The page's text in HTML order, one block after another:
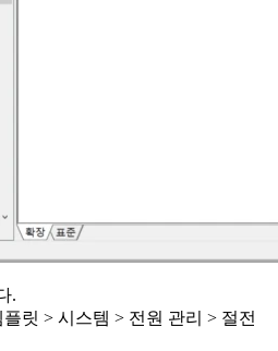
.
릿 > 시스템 > 전원 관리 > 절전